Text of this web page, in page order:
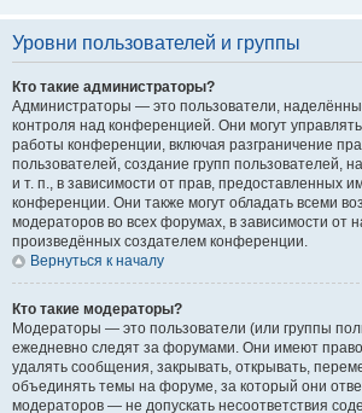
Уровни пользователей и группы
Кто такие администраторы?
Администраторы — это пользователи,
контроля над конференцией. Они могут
работы конференции, включая разграничение
пользователей, создание групп пользователей,
и т. п., в зависимости от прав, предоставленных
конференции. Они также могут обладать всеми
модераторов во всех форумах, в зависимости от
произведённых создателем конференции.
Вернуться к началу
Кто такие модераторы?
Модераторы — это пользователи (или группы
ежедневно следят за форумами. Они имеют право
удалять сообщения, закрывать, открывать,
объединять темы на форуме, за который они
модераторов — не допускать несоответствия